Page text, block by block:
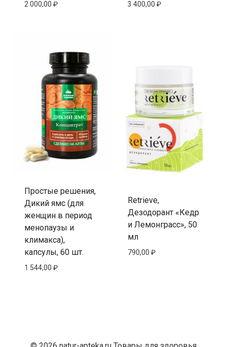
2 000,00 ₽ 3 400,00 ₽
Простые решения,
Дикий ямс (для
женщин в период
менопаузы и
климакса),
капсулы, 60 шт.
1 544,00 ₽
Retrieve,
Дезодорант «Кедр
и Лемонграсс», 50
мл
790,00 ₽